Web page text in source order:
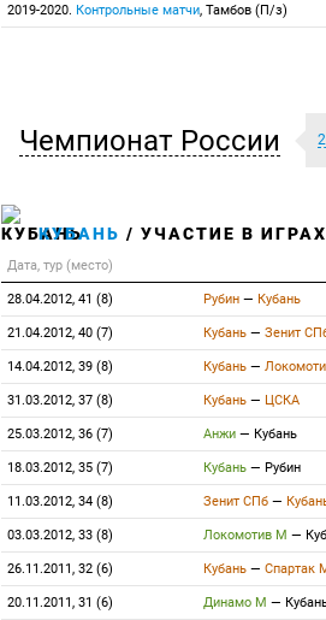
2019-2020. Контрольные матчи, Тамбов (П/з)
Чемпионат России
КУБАНЬ / УЧАСТИЕ В ИГРАХ
Дата, тур (место)
28.04.2012, 41 (8) Рубин — Кубань
21.04.2012, 40 (7) Кубань — Зенит
14.04.2012, 39 (8) Кубань —
31.03.2012, 37 (8) Кубань — ЦСКА
25.03.2012, 36 (7) Анжи — Кубань
18.03.2012, 35 (7) Кубань — Рубин
11.03.2012, 34 (8) Зенит СПб —
03.03.2012, 33 (8) Локомотив М —
26.11.2011, 32 (6) Кубань — Спартак
20.11.2011, 31 (6) Динамо М —